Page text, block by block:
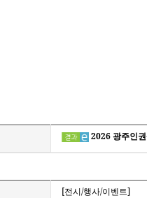
2026 광주인
[전시/행사/이벤트]